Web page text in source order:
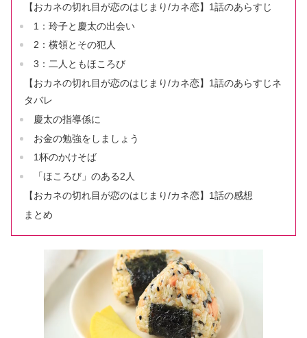
【おカネの切れ目が恋のはじまり/カネ恋】1話のあらすじ
1：玲子と慶太の出会い
2：横領とその犯人
3：二人ともほころび
【おカネの切れ目が恋のはじまり/カネ恋】1話のあらすじネ
タバレ
慶太の指導係に
お金の勉強をしましょう
1杯のかけそば
「ほころび」のある2人
【おカネの切れ目が恋のはじまり/カネ恋】1話の感想
まとめ